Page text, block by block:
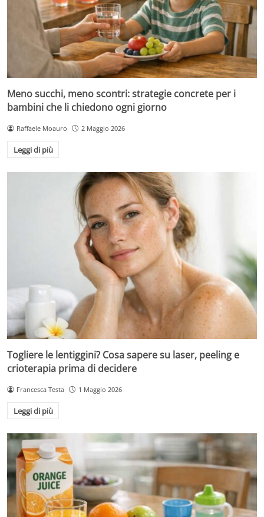
Meno succhi, meno scontri: strategie concrete per i
bambini che li chiedono ogni giorno
Raffaele Moauro 2 Maggio 2026
Leggi di più
Togliere le lentiggini? Cosa sapere su laser, peeling e
crioterapia prima di decidere
Francesca Testa 1 Maggio 2026
Leggi di più